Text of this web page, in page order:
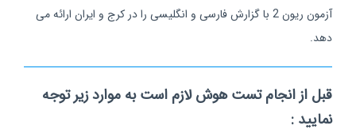
آزمون ریون 2 با گزارش فارسی و انگلیسی را در کرج و ایران ارائه می
دهد.
قبل از انجام تست هوش لازم است به موارد زیر توجه
نمایید :